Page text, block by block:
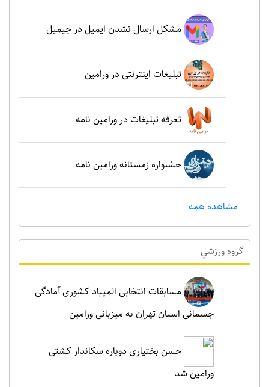
مشکل ارسال نشدن ایمیل در جیمیل
تبلیغات اینترنتی در ورامین
تعرفه تبلیغات در ورامین نامه
جشنواره زمستانه ورامین نامه
مشاهده همه
گروه ورزشي
مسابقات انتخابی المپیاد کشوری آمادگی
جسمانی استان تهران به میزبانی ورامین
حسن بختیاری دوباره سکاندار کشتی
ورامین شد